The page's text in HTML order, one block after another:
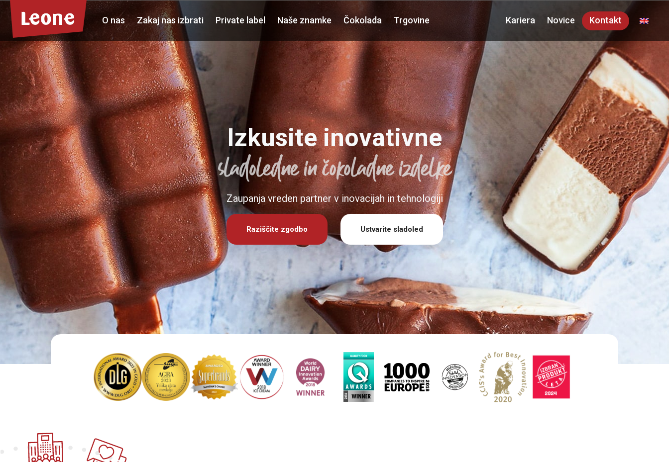
O nas Zakaj nas izbrati Private label Naše znamke Čokolada Trgovine Kariera Novice Kontakt
O nas Zakaj nas izbrati Private label Naše znamke Čokolada Trgovine
Kariera Novice
Kontakt
Izkusite inovativne
sladoledne in čokoladne izdelke
Zaupanja vreden partner v inovacijah in tehnologiji
Raziščite zgodbo Ustvarite sladoled